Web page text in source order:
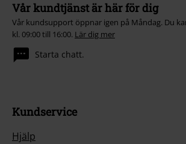
Vår kundtjänst är här för dig
Vår kundsupport öppnar igen på Måndag. Du
kl. 09:00 till 16:00. Lär dig mer
Starta chatt.
Kundservice
Hjälp